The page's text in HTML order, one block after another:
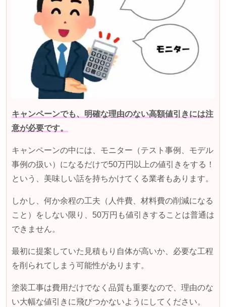
キャンペーンでも、明確な理由のない高額値引きには注
意が必要です。
キャンペーンの中には、モニター（テスト事例、モデル
事例の扱い）になるだけで50万円以上の値引きをする！
という、美味しい話を持ちかけてくる業者もあります。
しかし、何か余程の工夫（人件費、材料費の削減になる
こと）をしない限り、50万円も値引きすることは普通は
できません。
最初に提案していた見積もり自体が高いか、必要な工程
を削られてしまう可能性があります。
塗装工事は費用だけでなく品質も重要なので、理由のな
い大幅な値引きに飛びつかないようにしてください。